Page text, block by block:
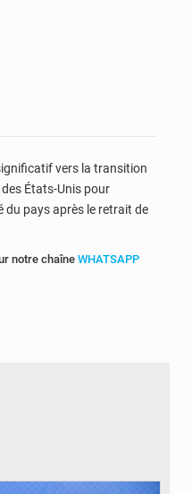
vers la transition
des États-Unis pour
pays après le retrait de
notre chaîne WHATSAPP